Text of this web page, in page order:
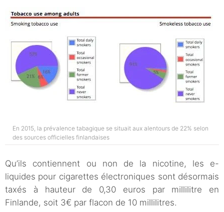
En 2015, la prévalence tabagique se situait aux alentours de 22% selon
des sources officielles finlandaises
Qu’ils contiennent ou non de la nicotine, les e-
liquides pour cigarettes électroniques sont désormais
taxés à hauteur de 0,30 euros par millilitre en
Finlande, soit 3€ par flacon de 10 millilitres.